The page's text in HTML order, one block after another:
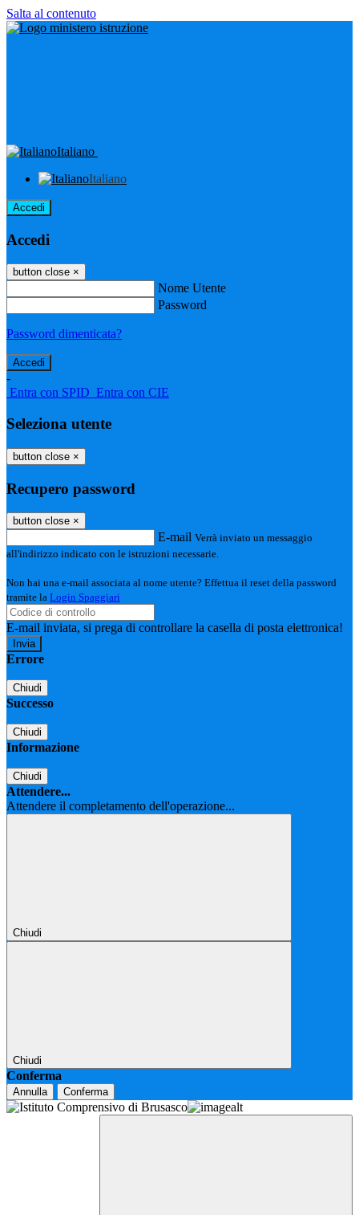
Salta al contenuto
Italiano
Italiano
Accedi
Accedi
button close ×
Nome Utente
Password
Password dimenticata?
-
Entra con SPID Entra con CIE
Seleziona utente
button close ×
Recupero password
button close ×
E-mail Verrà inviato un messaggio
all'indirizzo indicato con le istruzioni necessarie.
Non hai una e-mail associata al nome utente? Effettua il reset della password
tramite la Login Spaggiari
E-mail inviata, si prega di controllare la casella di posta elettronica!
Errore
Chiudi
Successo
Chiudi
Informazione
Chiudi
Attendere...
Attendere il completamento dell'operazione...
Chiudi
Chiudi
Conferma
Annulla Conferma